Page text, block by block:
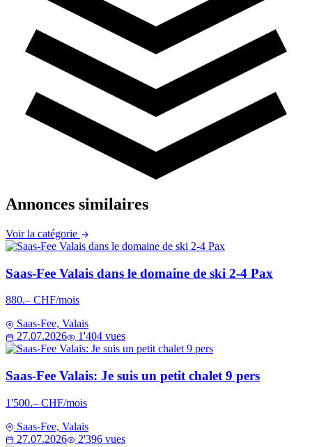
Annonces similaires
Voir la catégorie
Saas-Fee Valais dans le domaine de ski 2-4 Pax
880.– CHF/mois
Saas-Fee, Valais
27.07.2026
1'404 vues
Saas-Fee Valais: Je suis un petit chalet 9 pers
1'500.– CHF/mois
Saas-Fee, Valais
27.07.2026
2'396 vues